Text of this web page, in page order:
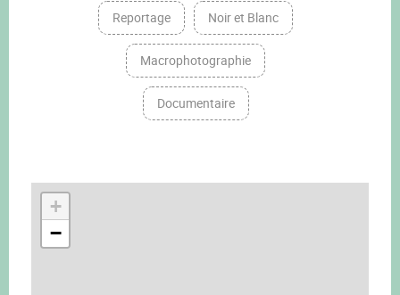
Reportage Noir et Blanc
Macrophotographie
Documentaire
+
−